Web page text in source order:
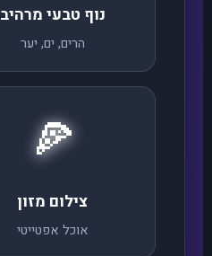
נוף טבעי מרהיב
הרים, ים, יער
🍕
צילום מזון
אוכל אפטייטי